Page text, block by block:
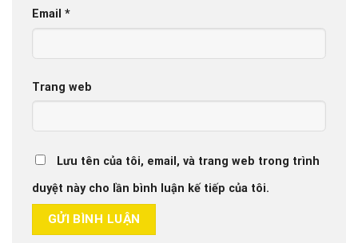
Email *
Trang web
Lưu tên của tôi, email, và trang web trong trình
duyệt này cho lần bình luận kế tiếp của tôi.